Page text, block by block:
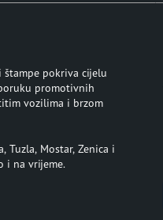
štampe pokriva cijelu
promotivnih
vozilima i brzom
Tuzla, Mostar, Zenica i
i na vrijeme.